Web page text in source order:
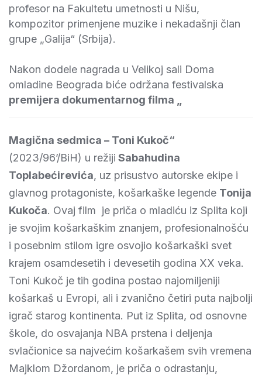
profesor na Fakultetu umetnosti u Nišu,
kompozitor primenjene muzike i nekadašnji član
grupe „Galija“ (Srbija).
Nakon dodele nagrada u Velikoj sali Doma
omladine Beograda biće održana festivalska
premijera dokumentarnog filma „
Magična sedmica – Toni Kukoč“
(2023/96’/BiH) u režiji Sabahudina
Toplabećirevića, uz prisustvo autorske ekipe i
glavnog protagoniste, košarkaške legende Tonija
Kukoča. Ovaj film je priča o mladiću iz Splita koji
je svojim košarkaškim znanjem, profesionalnošću
i posebnim stilom igre osvojio košarkaški svet
krajem osamdesetih i devesetih godina XX veka.
Toni Kukoč je tih godina postao najomiljeniji
košarkaš u Evropi, ali i zvanično četiri puta najbolji
igrač starog kontinenta. Put iz Splita, od osnovne
škole, do osvajanja NBA prstena i deljenja
svlačionice sa najvećim košarkašem svih vremena
Majklom Džordanom, je priča o odrastanju,